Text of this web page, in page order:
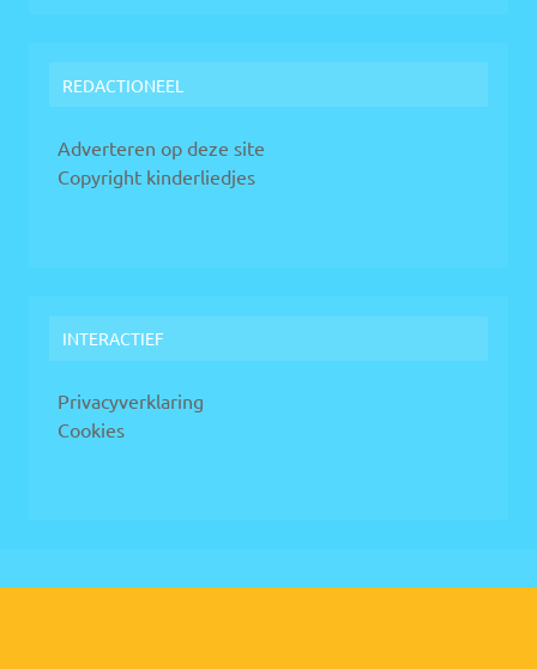
REDACTIONEEL
Adverteren op deze site
Copyright kinderliedjes
INTERACTIEF
Privacyverklaring
Cookies